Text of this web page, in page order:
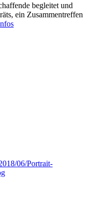
begleitet und
ein Zusammentreffen